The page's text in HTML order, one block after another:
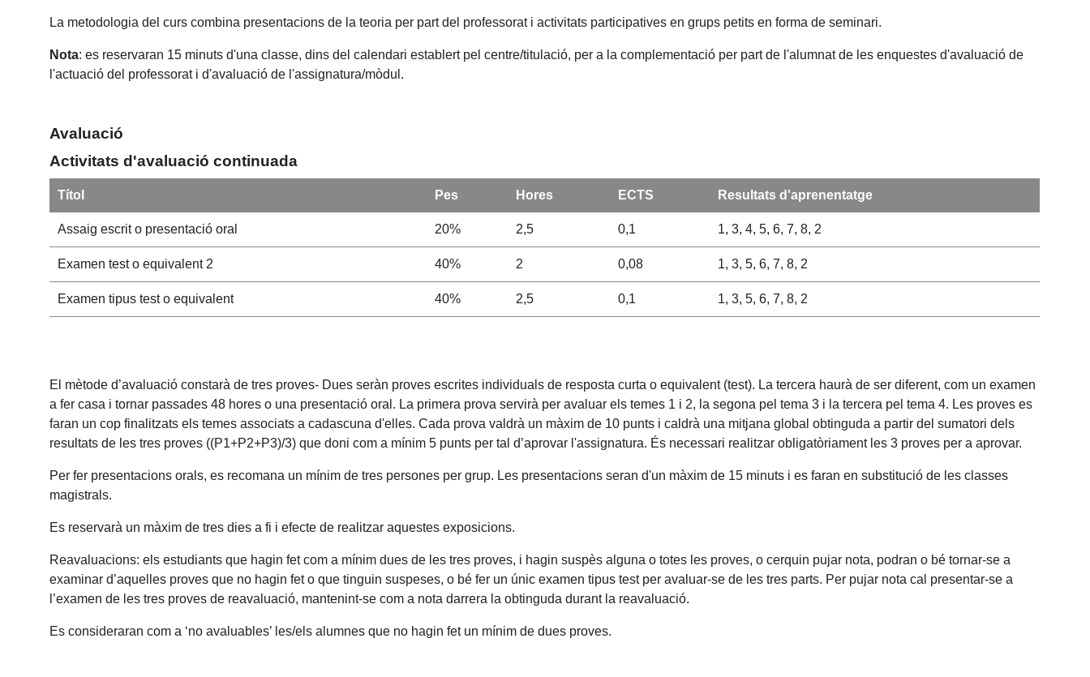
La metodologia del curs combina presentacions de la teoria per part del professorat i activitats participatives en grups petits en forma de seminari.
Nota: es reservaran 15 minuts d'una classe, dins del calendari establert pel centre/titulació, per a la complementació per part de l'alumnat de les enquestes d'avaluació de
l'actuació del professorat i d'avaluació de l'assignatura/mòdul.
Avaluació
Activitats d'avaluació continuada
Títol Pes Hores ECTS Resultats d'aprenentatge
Assaig escrit o presentació oral 20% 2,5 0,1 1, 3, 4, 5, 6, 7, 8, 2
Examen test o equivalent 2 40% 2 0,08 1, 3, 5, 6, 7, 8, 2
Examen tipus test o equivalent 40% 2,5 0,1 1, 3, 5, 6, 7, 8, 2
El mètode d’avaluació constarà de tres proves- Dues seràn proves escrites individuals de resposta curta o equivalent (test). La tercera haurà de ser diferent, com un examen
a fer casa i tornar passades 48 hores o una presentació oral. La primera prova servirà per avaluar els temes 1 i 2, la segona pel tema 3 i la tercera pel tema 4. Les proves es
faran un cop finalitzats els temes associats a cadascuna d'elles. Cada prova valdrà un màxim de 10 punts i caldrà una mitjana global obtinguda a partir del sumatori dels
resultats de les tres proves ((P1+P2+P3)/3) que doni com a mínim 5 punts per tal d’aprovar l'assignatura. És necessari realitzar obligatòriament les 3 proves per a aprovar.
Per fer presentacions orals, es recomana un mínim de tres persones per grup. Les presentacions seran d'un màxim de 15 minuts i es faran en substitució de les classes
magistrals.
Es reservarà un màxim de tres dies a fi i efecte de realitzar aquestes exposicions.
Reavaluacions: els estudiants que hagin fet com a mínim dues de les tres proves, i hagin suspès alguna o totes les proves, o cerquin pujar nota, podran o bé tornar-se a
examinar d’aquelles proves que no hagin fet o que tinguin suspeses, o bé fer un únic examen tipus test per avaluar-se de les tres parts. Per pujar nota cal presentar-se a
l’examen de les tres proves de reavaluació, mantenint-se com a nota darrera la obtinguda durant la reavaluació.
Es consideraran com a ‘no avaluables’ les/els alumnes que no hagin fet un mínim de dues proves.